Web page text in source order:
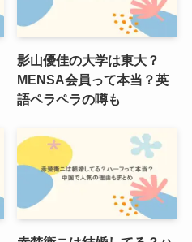
影山優佳の大学は東大？
MENSA会員って本当？英
語ペラペラの噂も